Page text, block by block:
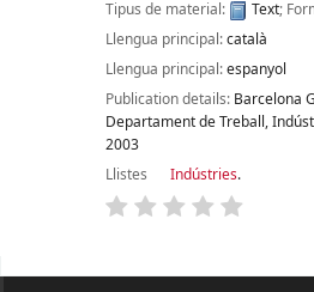
Tipus de material:
Text;
Llengua principal:català
Llengua principal:espanyol
Publication details: Barcelona
Departament de Treball,
2003
Llistes
Indústries.